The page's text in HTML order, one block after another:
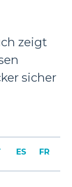
zeigt
sicher
ES FR